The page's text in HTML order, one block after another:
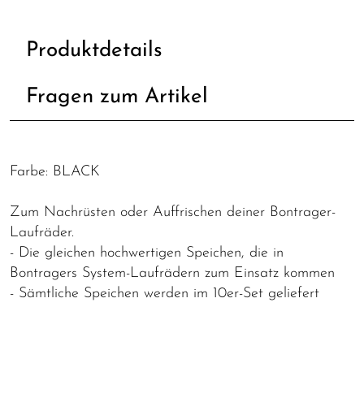
Produktdetails
Fragen zum Artikel
Farbe: BLACK
Zum Nachrüsten oder Auffrischen deiner Bontrager-
Laufräder.
- Die gleichen hochwertigen Speichen, die in
Bontragers System-Laufrädern zum Einsatz kommen
- Sämtliche Speichen werden im 10er-Set geliefert